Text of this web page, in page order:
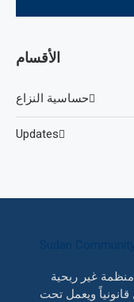
الأقسام
حساسية النزاع
Updates
غير ربحية
مستقل قانونياً ويعمل تحت